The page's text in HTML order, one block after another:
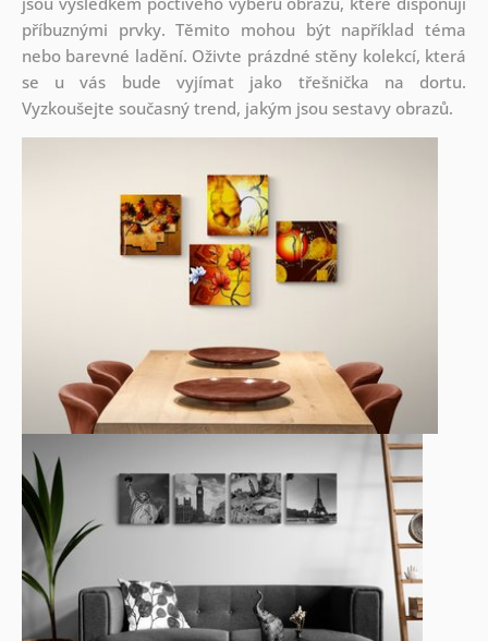
příbuznými prvky. Těmito mohou být například téma
nebo barevné ladění. Oživte prázdné stěny kolekcí, která
se u vás bude vyjímat jako třešnička na dortu.
Vyzkoušejte současný trend, jakým jsou sestavy obrazů.